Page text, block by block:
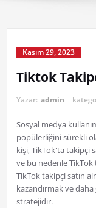
Kasım 29, 2023
Tiktok
Yazar: admin
Sosyal medya
popülerliğini sürekli
kişi, TikTok'ta takipçi
ve bu nedenle
TikTok takipçi satın
kazandırmak ve
stratejidir.